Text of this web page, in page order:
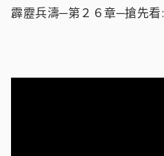
霹靂兵濤─第２６章─搶先看: